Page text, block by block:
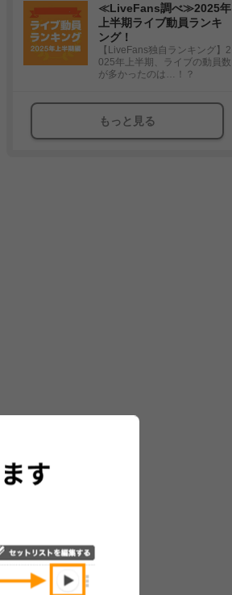
≪LiveFans調べ≫2025年
上半期ライブ動員ランキ
ング！
【LiveFans独自ランキング】2
025年上半期、ライブの動員数
が多かったのは…！？
もっと見る